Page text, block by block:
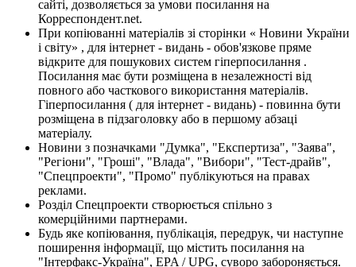
сайті, дозволяється за умови посилання на
Корреспондент.net.
При копіюванні матеріалів зі сторінки « Новини України
і світу» , для інтернет - видань - обов'язкове пряме
відкрите для пошукових систем гіперпосилання .
Посилання має бути розміщена в незалежності від
повного або часткового використання матеріалів.
Гіперпосилання ( для інтернет - видань) - повинна бути
розміщена в підзаголовку або в першому абзаці
матеріалу.
Новини з позначками "Думка", "Експертиза", "Заява",
"Регіони", "Гроші", "Влада", "Вибори", "Тест-драйв",
"Спецпроекти", "Промо" публікуються на правах
реклами.
Розділ Спецпроекти створюється спільно з
комерційними партнерами.
Будь яке копіювання, публікація, передрук, чи наступне
поширення інформації, що містить посилання на
"Інтерфакс-Україна", EPA / UPG, суворо забороняється.